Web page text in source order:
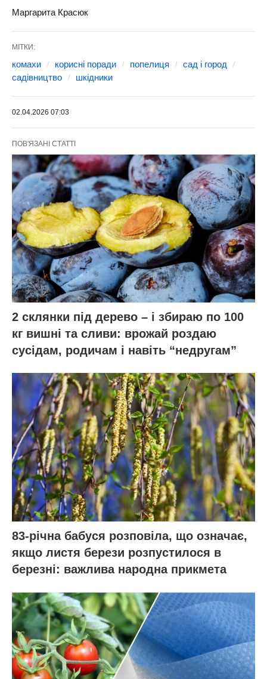
Маргарита Красюк
МІТКИ:
комахи корисні поради попелиця
сад і город
садівництво
шкідники
02.04.2026 07:03
ПОВ'ЯЗАНІ СТАТТІ
2 склянки під дерево – і збираю по 100
кг вишні та сливи: врожай роздаю
сусідам, родичам і навіть “недругам”
83-річна бабуся розповіла, що означає,
якщо листя берези розпустилося в
березні: важлива народна прикмета